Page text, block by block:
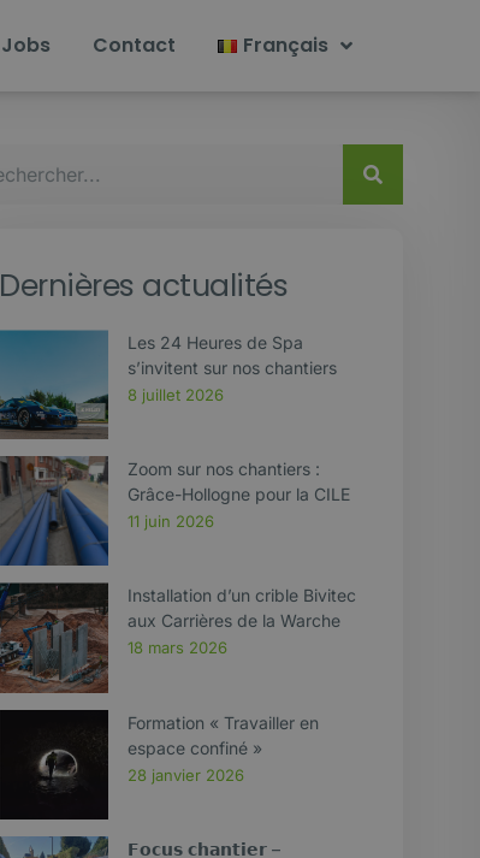
Jobs Contact Français
Dernières actualités
Les 24 Heures de Spa
s’invitent sur nos chantiers
8 juillet 2026
Zoom sur nos chantiers :
Grâce-Hollogne pour la CILE
11 juin 2026
Installation d’un crible Bivitec
aux Carrières de la Warche
18 mars 2026
Formation « Travailler en
espace confiné »
28 janvier 2026
𝗙𝗼𝗰𝘂𝘀 𝗰𝗵𝗮𝗻𝘁𝗶𝗲𝗿 –